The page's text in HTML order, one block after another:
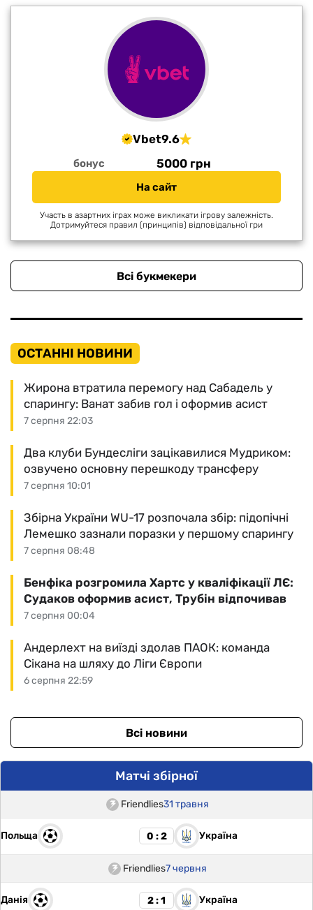
Vbet9.6
бонус 5000 грн
На сайт
Участь в азартних іграх може викликати ігрову залежність.
Дотримуйтеся правил (принципів) відповідальної гри
Всі букмекери
ОСТАННІ НОВИНИ
7 серпня 22:03
Жирона втратила перемогу над Сабадель у
спарингу: Ванат забив гол і оформив асист
7 серпня 10:01
Два клуби Бундесліги зацікавилися Мудриком:
озвучено основну перешкоду трансферу
7 серпня 08:48
Збірна України WU-17 розпочала збір: підопічні
Лемешко зазнали поразки у першому спарингу
7 серпня 00:04
Бенфіка розгромила Хартс у кваліфікації ЛЄ:
Судаков оформив асист, Трубін відпочивав
6 серпня 22:59
Андерлехт на виїзді здолав ПАОК: команда
Сікана на шляху до Ліги Європи
Всі новини
Матчі збірної
Friendlies31 травня
Польща 0 : 2 Україна
Friendlies7 червня
Данія 2 : 1 Україна